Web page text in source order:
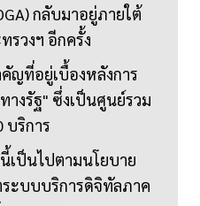
กลับมาอยู่ภายใต้
รวงฯ อีกครั้ง
ญที่อยู่เบื้องหลังการ
งรัฐ" ซึ่งเป็นศูนย์รวม
บริการ
เป็นไปตามนโยบาย
ระบบบริการดิจิทัลภาค